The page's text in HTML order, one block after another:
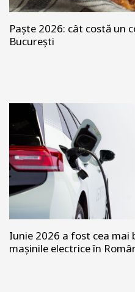
Paște 2026: cât costă un
București
Iunie 2026 a fost cea mai
mașinile electrice în